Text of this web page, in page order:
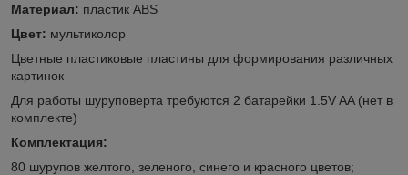
Материал: пластик АВS
Цвет: мультиколор
Цветные пластиковые пластины для формирования различных
картинок
Для работы шуруповерта требуются 2 батарейки 1.5V AA (нет в
комплекте)
Комплектация:
80 шурупов желтого, зеленого, синего и красного цветов;